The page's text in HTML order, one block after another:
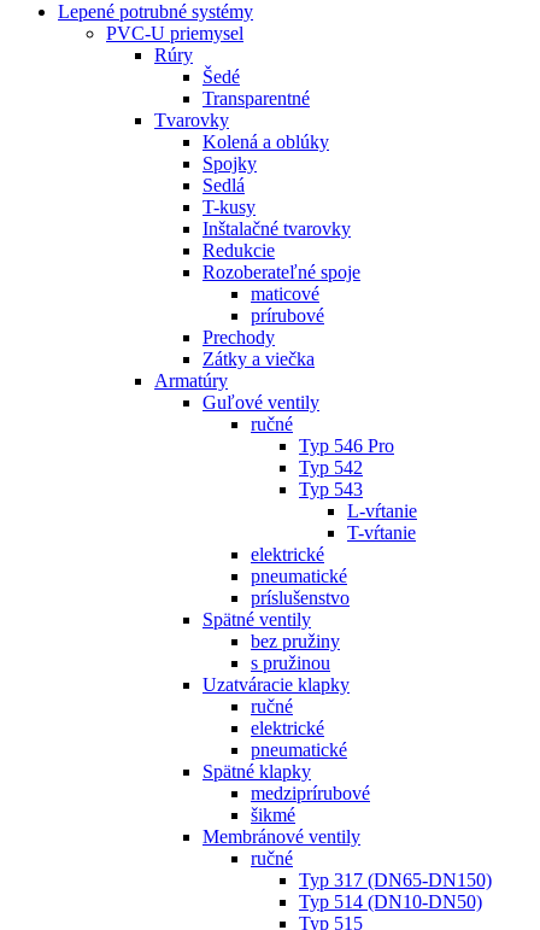
Lepené potrubné systémy
PVC-U priemysel
Rúry
Šedé
Transparentné
Tvarovky
Kolená a oblúky
Spojky
Sedlá
T-kusy
Inštalačné tvarovky
Redukcie
Rozoberateľné spoje
maticové
prírubové
Prechody
Zátky a viečka
Armatúry
Guľové ventily
ručné
Typ 546 Pro
Typ 542
Typ 543
L-vŕtanie
T-vŕtanie
elektrické
pneumatické
príslušenstvo
Spätné ventily
bez pružiny
s pružinou
Uzatváracie klapky
ručné
elektrické
pneumatické
Spätné klapky
medziprírubové
šikmé
Membránové ventily
ručné
Typ 317 (DN65-DN150)
Typ 514 (DN10-DN50)
Typ 515